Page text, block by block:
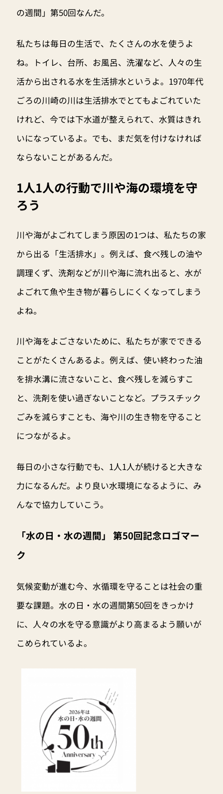
の週間」第50回なんだ。
私たちは毎日の生活で、たくさんの水を使うよ
ね。トイレ、台所、お風呂、洗濯など、人々の生
活から出される水を生活排水というよ。1970年代
ごろの川崎の川は生活排水でとてもよごれていた
けれど、今では下水道が整えられて、水質はきれ
いになっているよ。でも、まだ気を付けなければ
ならないことがあるんだ。
1人1人の行動で川や海の環境を守
ろう
川や海がよごれてしまう原因の1つは、私たちの家
から出る「生活排水」。例えば、食べ残しの油や
調理くず、洗剤などが川や海に流れ出ると、水が
よごれて魚や生き物が暮らしにくくなってしまう
よね。
川や海をよごさないために、私たちが家でできる
ことがたくさんあるよ。例えば、使い終わった油
を排水溝に流さないこと、食べ残しを減らすこ
と、洗剤を使い過ぎないことなど。プラスチック
ごみを減らすことも、海や川の生き物を守ること
につながるよ。
毎日の小さな行動でも、1人1人が続けると大きな
力になるんだ。より良い水環境になるように、み
んなで協力していこう。
「水の日・水の週間」 第50回記念ロゴマー
ク
気候変動が進む今、水循環を守ることは社会の重
要な課題。水の日・水の週間第50回をきっかけ
に、人々の水を守る意識がより高まるよう願いが
こめられているよ。